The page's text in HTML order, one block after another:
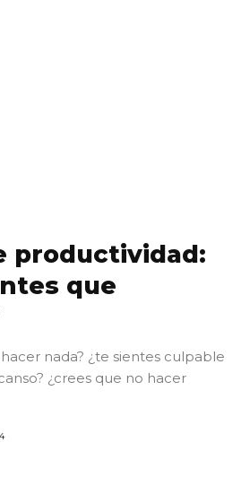
productividad:
que
nada? ¿te sientes culpable
¿crees que no hacer